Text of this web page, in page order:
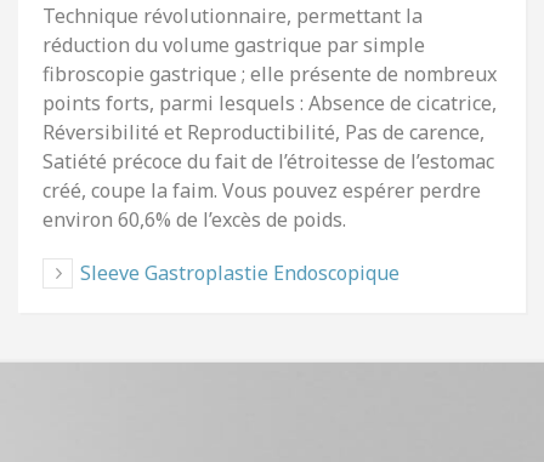
Technique révolutionnaire, permettant la
réduction du volume gastrique par simple
fibroscopie gastrique ; elle présente de nombreux
points forts, parmi lesquels : Absence de cicatrice,
Réversibilité et Reproductibilité, Pas de carence,
Satiété précoce du fait de l’étroitesse de l’estomac
créé, coupe la faim. Vous pouvez espérer perdre
environ 60,6% de l’excès de poids.
Sleeve Gastroplastie Endoscopique